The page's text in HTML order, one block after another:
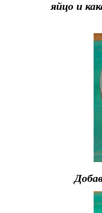
яйцо и